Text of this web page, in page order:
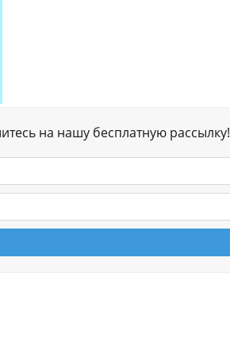
на нашу бесплатную рассылку!